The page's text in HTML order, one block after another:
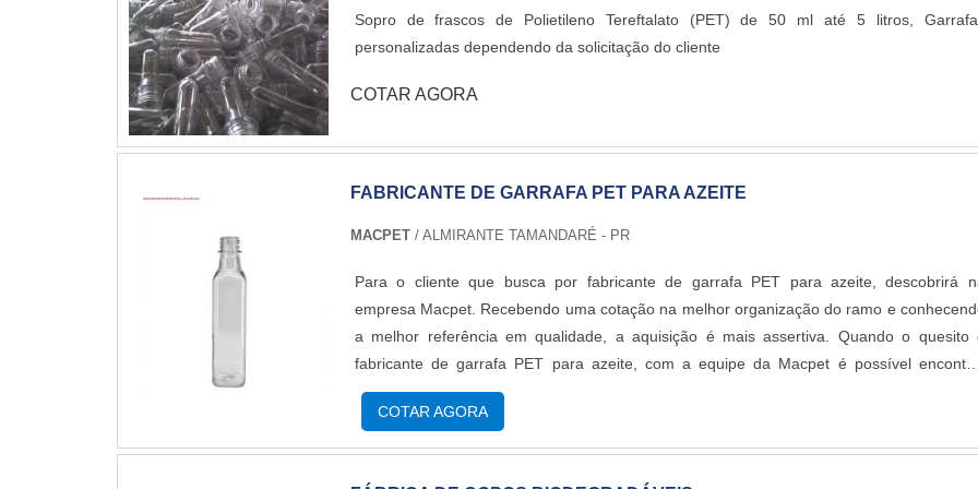
Sopro de frascos de Polietileno Tereftalato (PET) de 50 ml até 5 litros, Garrafas
personalizadas dependendo da solicitação do cliente
COTAR AGORA
FABRICANTE DE GARRAFA PET PARA AZEITE
MACPET/ ALMIRANTE TAMANDARÉ - PR
Para o cliente que busca por fabricante de garrafa PET para azeite, descobrirá
empresa Macpet. Recebendo uma cotação na melhor organização do ramo e
a melhor referência em qualidade, a aquisição é mais assertiva. Quando o quesito
fabricante de garrafa PET para azeite, com a equipe da Macpet é possível encontrar
eficiência com qualidade certificada, fatores que aliados ao preço justo ajudam a garantir
uma ótima relação custo-benefício.DIFERENCIAIS IMPORTANTES DO FABRICANTE DE
GARRAFA PET PARA AZEITEHá muitas maneiras eficientes de demonstrar competência
COTAR AGORA